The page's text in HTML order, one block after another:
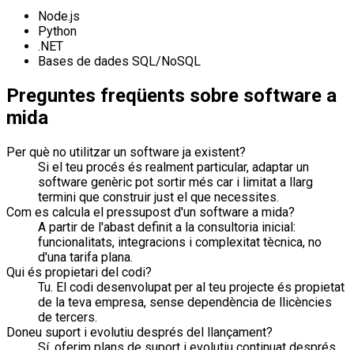
Node.js
Python
.NET
Bases de dades SQL/NoSQL
Preguntes freqüents sobre software a
mida
Per què no utilitzar un software ja existent?
Si el teu procés és realment particular, adaptar un
software genèric pot sortir més car i limitat a llarg
termini que construir just el que necessites.
Com es calcula el pressupost d'un software a mida?
A partir de l'abast definit a la consultoria inicial:
funcionalitats, integracions i complexitat tècnica, no
d'una tarifa plana.
Qui és propietari del codi?
Tu. El codi desenvolupat per al teu projecte és propietat
de la teva empresa, sense dependència de llicències
de tercers.
Doneu suport i evolutiu després del llançament?